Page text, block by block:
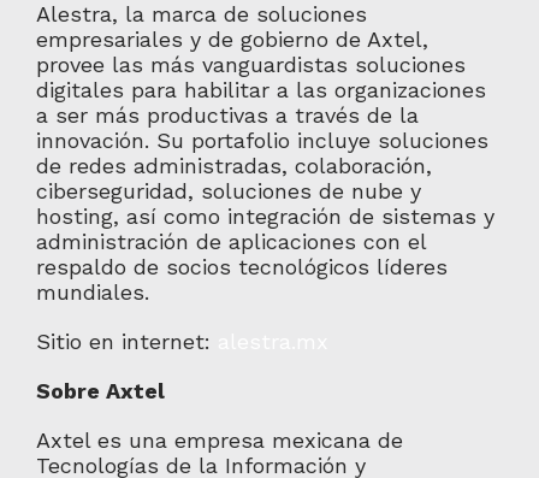
Alestra, la marca de soluciones
empresariales y de gobierno de Axtel,
provee las más vanguardistas soluciones
digitales para habilitar a las organizaciones
a ser más productivas a través de la
innovación. Su portafolio incluye soluciones
de redes administradas, colaboración,
ciberseguridad, soluciones de nube y
hosting, así como integración de sistemas y
administración de aplicaciones con el
respaldo de socios tecnológicos líderes
mundiales.
Sitio en internet:
Sobre Axtel
Axtel es una empresa mexicana de
Tecnologías de la Información y